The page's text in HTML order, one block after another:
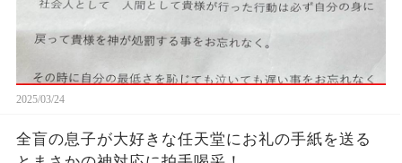
2025/03/24
全盲の息子が大好きな任天堂にお礼の手紙を送る